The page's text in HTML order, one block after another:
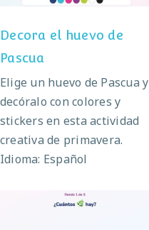
Decora el huevo de
Pascua
Elige un huevo de Pascua y
decóralo con colores y
stickers en esta actividad
creativa de primavera.
Idioma: Español